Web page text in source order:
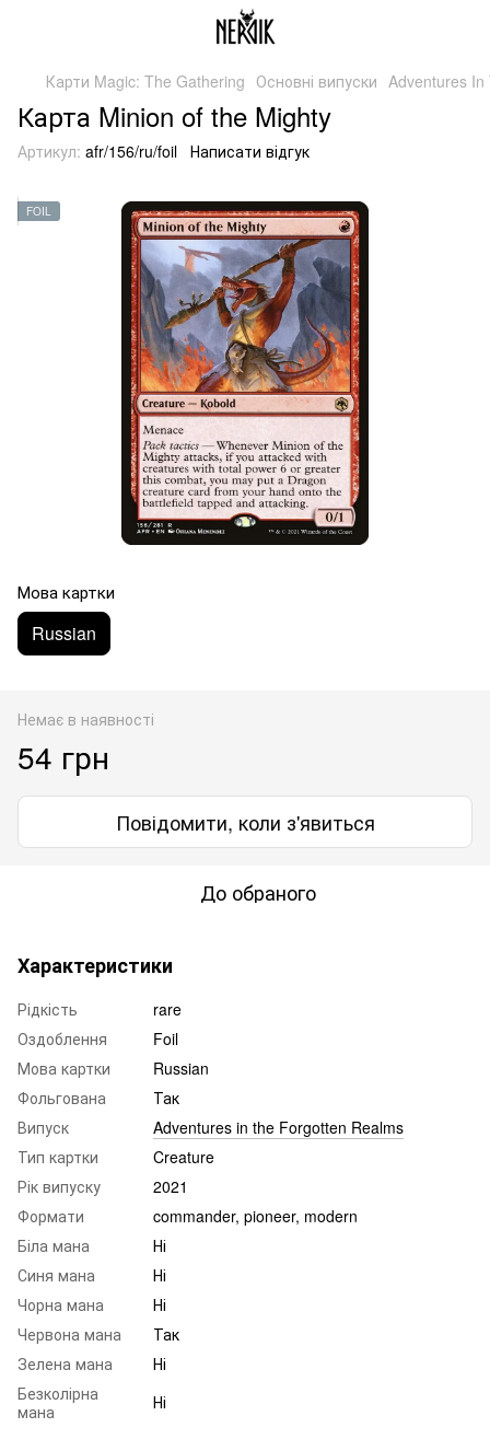
Карти Magic: The Gathering Основні випуски Adventures
Карта Minion of the Mighty
Артикул: afr/156/ru/foil Написати відгук
FOIL
Мова картки
Russian
Немає в наявності
54 грн
Повідомити, коли з'явиться
До обраного
Характеристики
Рідкість
rare
Оздоблення
Foil
Мова картки
Russian
Фольгована
Так
Випуск
Adventures in the Forgotten Realms
Тип картки
Creature
Рік випуску
2021
Формати
commander, pioneer, modern
Біла мана
Ні
Синя мана
Ні
Чорна мана
Ні
Червона мана
Так
Зелена мана
Ні
Безколірна
мана
Ні